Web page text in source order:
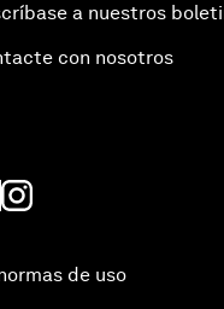
a nuestros
con nosotros
de uso